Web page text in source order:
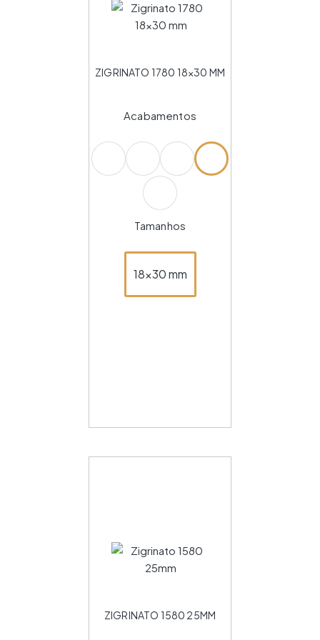
ZIGRINATO 1780 18×30 MM
Acabamentos
Tamanhos
18x30 mm
ZIGRINATO 1580 25MM